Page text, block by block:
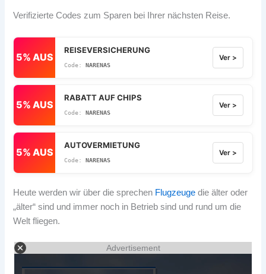
Verifizierte Codes zum Sparen bei Ihrer nächsten Reise.
5% AUS
REISEVERSICHERUNG
NARENAS
Ver >
5% AUS
RABATT AUF CHIPS
NARENAS
Ver >
5% AUS
AUTOVERMIETUNG
NARENAS
Ver >
Heute werden wir über die sprechen Flugzeuge die älter oder
„älter“ sind und immer noch in Betrieb sind und rund um die
Welt fliegen.
Advertisement